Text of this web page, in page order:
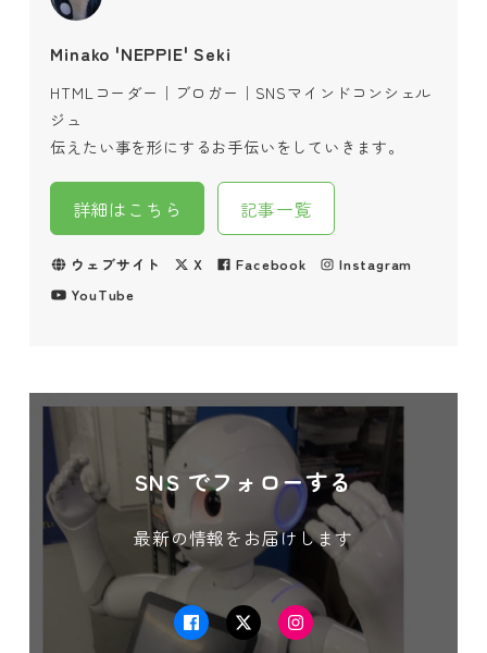
Minako 'NEPPIE' Seki
HTMLコーダー｜ブロガー｜SNSマインドコンシェル
ジュ
伝えたい事を形にするお手伝いをしていきます。
詳細はこちら 記事一覧
ウェブサイト X Facebook
Instagram
YouTube
SNS でフォローする
最新の情報をお届けします
FacebookTwitterInstagram